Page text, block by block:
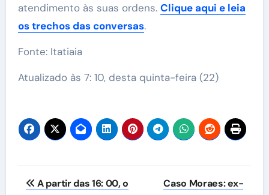
atendimento às suas ordens. Clique aqui e leia
os trechos das conversas.
Fonte: Itatiaia
Atualizado às 7: 10, desta quinta-feira (22)
Navegação
A partir das 16: 00, o
Caso Moraes: ex-